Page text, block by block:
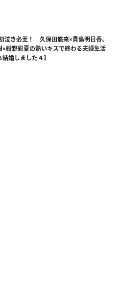
泣き必至！ 久保田悠来×貴島明日香、
×紺野彩夏の熱いキスで終わる夫婦生活
結婚しました４】